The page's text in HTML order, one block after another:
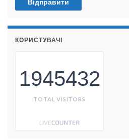
КОРИСТУВАЧІ
1945432
TOTAL VISITORS